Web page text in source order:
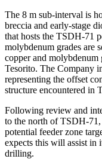
The 8 m sub-interval is
breccia and early-stage
that hosts the TSDH-71
molybdenum grades are
copper and molybdenum
Tesorito. The Company
representing the offset
structure encountered in
Following review and
to the north of TSDH-
potential feeder zone
expects this will assist in
drilling.